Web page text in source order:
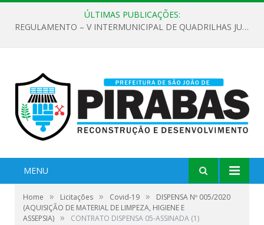
ÚLTIMAS PUBLICAÇÕES:
REGULAMENTO – V INTERMUNICIPAL DE QUADRILHAS JUNINAS 2026
MENU
Home » Licitações » Covid-19 »
DISPENSA Nº 005/2020
(AQUISIÇÃO DE MATERIAL DE LIMPEZA, HIGIENE E
ASSEPSIA) » CONTRATO DISPENSA 05-ASSINADA (1)